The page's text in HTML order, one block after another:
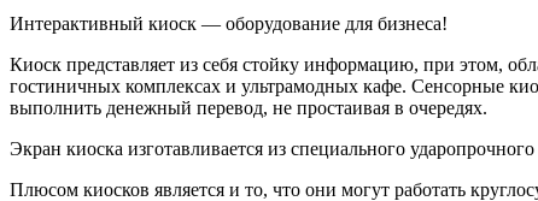
Интерактивный киоск — оборудование для бизнеса!
Киоск представляет из себя стойку информацию, при этом,
гостиничных комплексах и ультрамодных кафе. Сенсорные
выполнить денежный перевод, не простаивая в очередях.
Экран киоска изготавливается из специального
Плюсом киосков является и то, что они могут работать